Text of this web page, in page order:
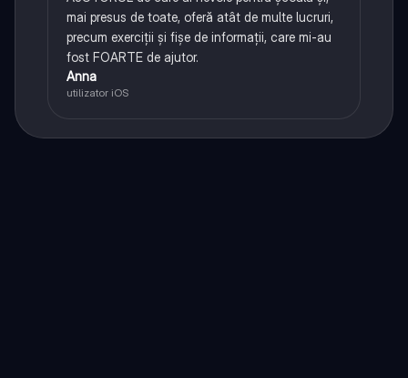
mai presus de toate, oferă atât de multe lucruri,
precum exerciții și fișe de informații, care mi-au
fost FOARTE de ajutor.
Anna
utilizator iOS